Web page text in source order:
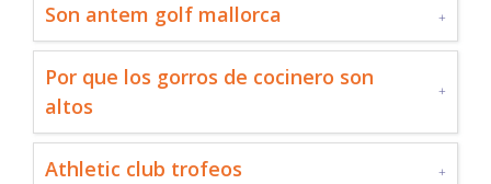
Son antem golf mallorca
Por que los gorros de cocinero son
altos
Athletic club trofeos